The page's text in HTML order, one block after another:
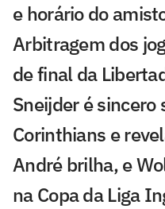
e horário do
Arbitragem dos
de final da
Sneijder é sincero
Corinthians e
André brilha, e
na Copa da Liga